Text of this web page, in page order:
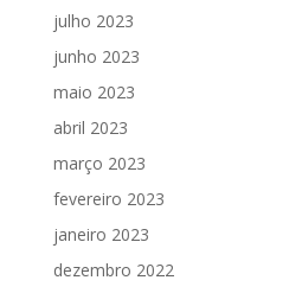
julho 2023
junho 2023
maio 2023
abril 2023
março 2023
fevereiro 2023
janeiro 2023
dezembro 2022